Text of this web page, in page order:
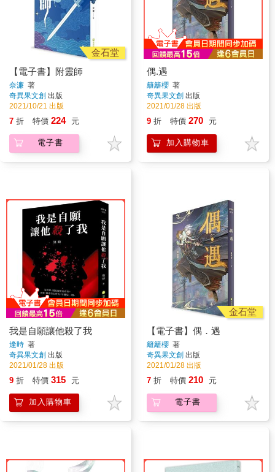
金石堂
【電子書】附靈師
奈濂 著
奇異果文創 出版
2021/10/21 出版
7 折 特價 224 元
電子書
偶.遇
籬籬櫻 著
奇異果文創 出版
2021/01/28 出版
9 折 特價 270 元
加入購物車
我是自願讓他殺了我
逢時 著
奇異果文創 出版
2021/01/28 出版
9 折 特價 315 元
加入購物車
金石堂
【電子書】偶．遇
籬籬櫻 著
奇異果文創 出版
2021/01/28 出版
7 折 特價 210 元
電子書